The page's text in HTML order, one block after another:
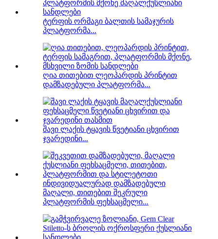
ტერფის ორმაგი ბალთის სამაჯურის
პლატფორმა...
ღია თითებით ლეოპარდის პრინტით
დამზადებული პლატფორმა...
შავი ლაქის ტყავის წვეტიანი ცხვირით
ჯვარედინი...
ინდივიდუალურად დამზადებული
მაღალი, თითებით შეკრული
პლატფორმის ფეხსაცმელი...